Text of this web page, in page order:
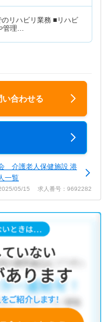
のリハビリ業務 ■リハビ
管理…
合わせる
介護老人保健施設 港
一覧
05/15 求人番号：9692282